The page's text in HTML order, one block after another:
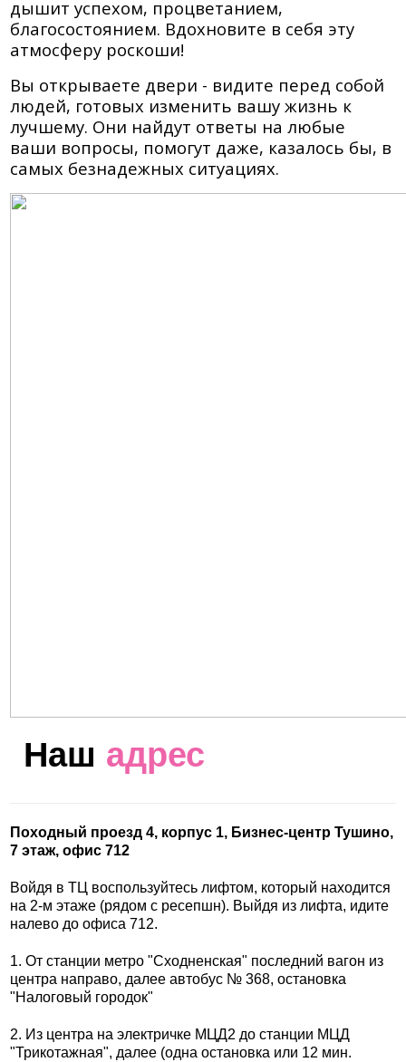
дышит успехом, процветанием,
благосостоянием. Вдохновите в себя эту
атмосферу роскоши!
Вы открываете двери - видите перед собой
людей, готовых изменить вашу жизнь к
лучшему. Они найдут ответы на любые
ваши вопросы, помогут даже, казалось бы, в
самых безнадежных ситуациях.
Наш адрес
Походный проезд 4, корпус 1, Бизнес-центр Тушино,
7 этаж, офис 712
Войдя в ТЦ воспользуйтесь лифтом, который находится
на 2-м этаже (рядом с ресепшн). Выйдя из лифта, идите
налево до офиса 712.
1. От станции метро "Сходненская" последний вагон из
центра направо, далее автобус № 368, остановка
"Налоговый городок"
2. Из центра на электричке МЦД2 до станции МЦД
"Трикотажная", далее (одна остановка или 12 мин.